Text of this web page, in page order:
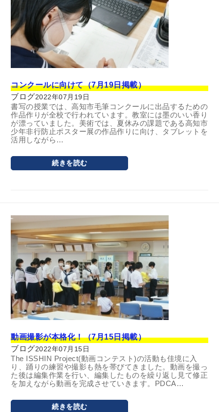
コンクールに向けて（7月19日掲載）
ブログ2022年07月19日
書写の授業では、高知市毛筆コンクールに出品するための
作品作りが全校で行われています。教室には墨のいい香り
が漂っていました。美術では、夏休みの課題である高知市
少年非行防止ポスター展の作品作りに向け、タブレットを
活用しながら…
続きを読む
動画撮影が本格化！（7月15日掲載）
ブログ2022年07月15日
The ISSHIN Project(動画コンテスト)の活動も佳境に入
り、踊りの練習や撮影も熱を帯びてきました。動画を撮っ
た後は編集作業を行い、編集したものを繰り返し見て修正
を加えながら動画を完成させていきます。PDCA…
続きを読む